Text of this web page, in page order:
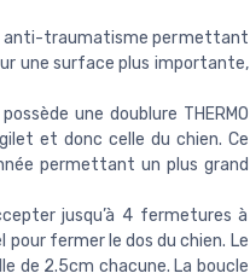
anti-traumatisme permettant
une surface plus importante,
possède une doublure THERMO
et donc celle du chien. Ce
permettant un plus grand
jusqu’à 4 fermetures à
fermer le dos du chien. Le
de 2.5cm chacune. La boucle